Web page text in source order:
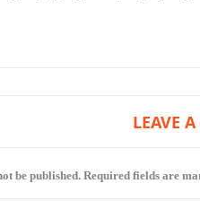
LEAVE A
be published. Required fields are